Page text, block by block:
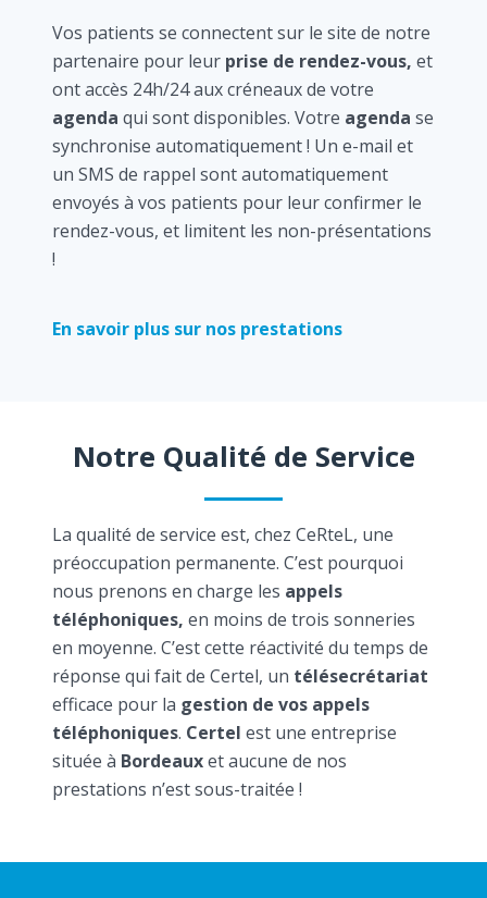
Vos patients se connectent sur le site de notre
partenaire pour leur prise de rendez-vous, et
ont accès 24h/24 aux créneaux de votre
agenda qui sont disponibles. Votre agenda se
synchronise automatiquement ! Un e-mail et
un SMS de rappel sont automatiquement
envoyés à vos patients pour leur confirmer le
rendez-vous, et limitent les non-présentations
!
En savoir plus sur nos prestations
Notre Qualité de Service
La qualité de service est, chez CeRteL, une
préoccupation permanente. C’est pourquoi
nous prenons en charge les appels
téléphoniques, en moins de trois sonneries
en moyenne. C’est cette réactivité du temps de
réponse qui fait de Certel, un télésecrétariat
efficace pour la gestion de vos appels
téléphoniques. Certel est une entreprise
située à Bordeauxet aucune de nos
prestations n’est sous-traitée !